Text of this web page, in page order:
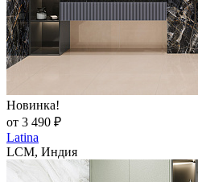
Новинка!
от 3 490 ₽
Latina
LCM, Индия